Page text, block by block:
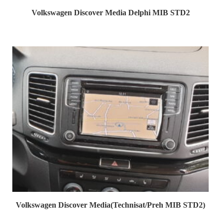
Volkswagen Discover Media Delphi MIB STD2
Volkswagen Discover Media(Technisat/Preh MIB STD2)